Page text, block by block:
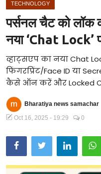
जानकारियाँ
मनोरंजन
Technology
RSS-संघ
TECHNOLOGY
पर्सनल चैट को
नया ‘Chat Lock’
व्हाट्सएप का नया Chat
फिंगरप्रिंट/Face ID या
कैसे ऑन करें और Locked
Bharatiya news samachar
Oct 16, 2025 - 19:29
0